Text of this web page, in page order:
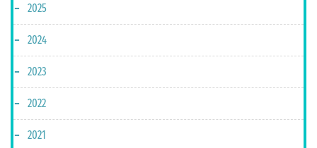
2025
2024
2023
2022
2021